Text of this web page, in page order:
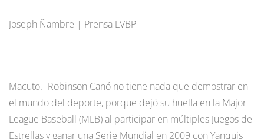
Joseph Ñambre | Prensa LVBP
Macuto.- Robinson Canó no tiene nada que demostrar en
el mundo del deporte, porque dejó su huella en la Major
League Baseball (MLB) al participar en múltiples Juegos de
Estrellas y ganar una Serie Mundial en 2009 con Yanquis